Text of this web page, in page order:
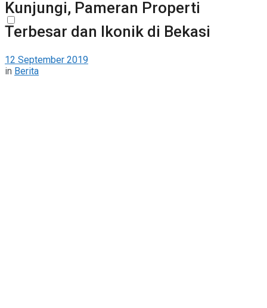
Kunjungi, Pameran Properti
Terbesar dan Ikonik di Bekasi
12 September 2019
in Berita